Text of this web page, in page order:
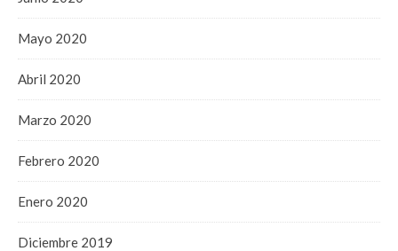
Mayo 2020
Abril 2020
Marzo 2020
Febrero 2020
Enero 2020
Diciembre 2019